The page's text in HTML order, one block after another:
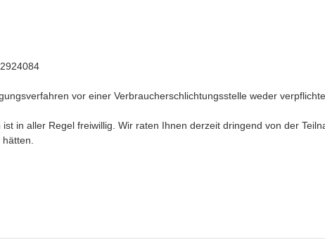
vor einer Verbraucherschlichtungsstelle weder
in aller Regel freiwillig. Wir raten Ihnen derzeit dringend von der